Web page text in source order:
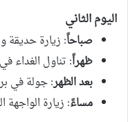
اليوم الثاني
صباحاً: زيارة حديقة
ظهراً: تناول الغداء
بعد الظهر: جولة في
مساءً: زيارة الواجهة